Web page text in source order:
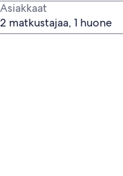
Asiakkaat